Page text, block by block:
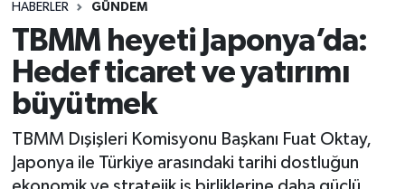
HABERLER GÜNDEM
TBMM heyeti Japonya’da:
Hedef ticaret ve yatırımı
büyütmek
TBMM Dışişleri Komisyonu Başkanı Fuat Oktay,
Japonya ile Türkiye arasındaki tarihi dostluğun